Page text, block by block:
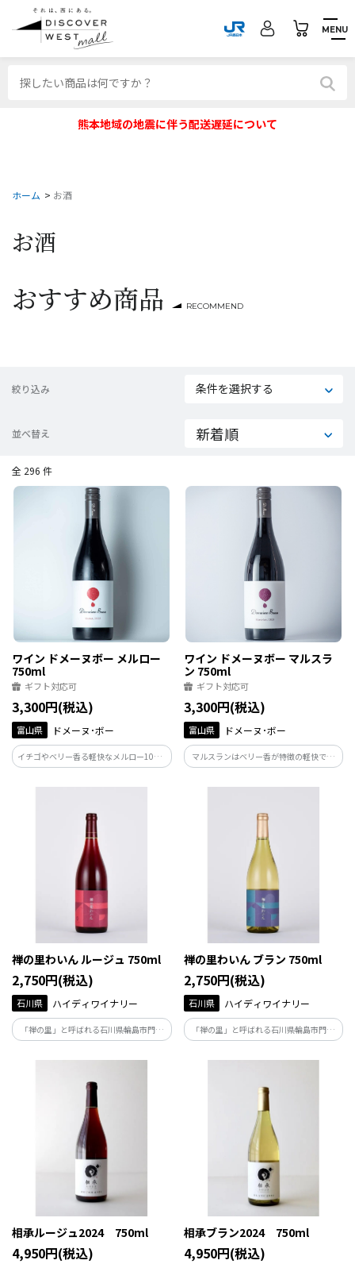
MENU
熊本地域の地震に伴う配送遅延について
ホーム > お酒
お酒
おすすめ商品 RECOMMEND
絞り込み 条件を選択する
並べ替え
全 296 件
ワイン ドメーヌボー メルロー
750ml
ギフト対応可
3,300円(税込)
富山県 ドメーヌ･ボー
イチゴやベリー香る軽快なメルロー100%
の赤。穏やかな酸味とタンニンで和食と
も好相性、幅広い料理に合います。
ワイン ドメーヌボー マルスラ
ン 750ml
ギフト対応可
3,300円(税込)
富山県 ドメーヌ･ボー
マルスランはベリー香が特徴の軽快でま
ろやかな赤ワイン。初心者にもおすすめ
で、揚げ物や蒲焼きと好相性。
禅の里わいん ルージュ 750ml
2,750円(税込)
石川県 ハイディワイナリー
「禅の里」と呼ばれる石川県輪島市門前
町で造った赤ワインです。フレッシュな
苺、チェリー、ラズベリーなどを想わせ
ランスも良く、若々しくフルーティーな
味わいです。
禅の里わいん ブラン 750ml
2,750円(税込)
石川県 ハイディワイナリー
「禅の里」と呼ばれる石川県輪島市門前
町で造った白ワインです。軽快でフレッシ
ュな口当たり。ミントや青りんごのよう
実感と酸が感じられます。
相承ルージュ2024 750ml
4,950円(税込)
相承ブラン2024 750ml
4,950円(税込)